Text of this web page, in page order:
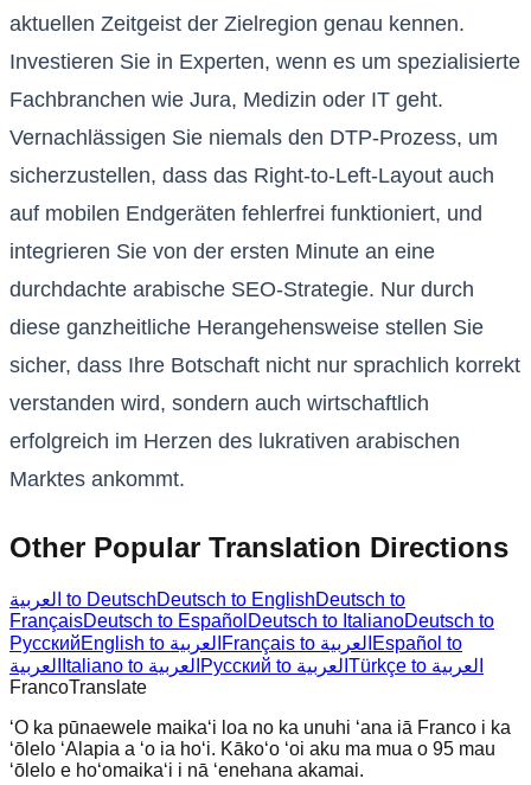
aktuellen Zeitgeist der Zielregion genau kennen.
Investieren Sie in Experten, wenn es um spezialisierte
Fachbranchen wie Jura, Medizin oder IT geht.
Vernachlässigen Sie niemals den DTP-Prozess, um
sicherzustellen, dass das Right-to-Left-Layout auch
auf mobilen Endgeräten fehlerfrei funktioniert, und
integrieren Sie von der ersten Minute an eine
durchdachte arabische SEO-Strategie. Nur durch
diese ganzheitliche Herangehensweise stellen Sie
sicher, dass Ihre Botschaft nicht nur sprachlich korrekt
verstanden wird, sondern auch wirtschaftlich
erfolgreich im Herzen des lukrativen arabischen
Marktes ankommt.
Other Popular Translation Directions
العربية to DeutschDeutsch to EnglishDeutsch to
FrançaisDeutsch to Español Deutsch to ItalianoDeutsch to
Русский
English to العربية Français to العربية Español to
العربية
Italiano to العربية Русский to العربية
Türkçe to العربية
FrancoTranslate
ʻO ka pūnaewele maikaʻi loa no ka unuhi ʻana iā Franco i ka
ʻōlelo ʻAlapia a ʻo ia hoʻi. Kākoʻo ʻoi aku ma mua o 95 mau
ʻōlelo e hoʻomaikaʻi i nā ʻenehana akamai.